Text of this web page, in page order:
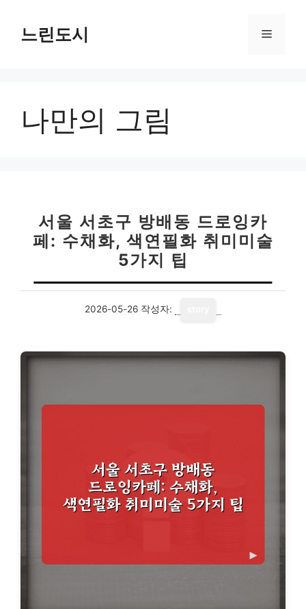
느린도시 메
나만의 그림
서울 서초구 방배동 드로잉카
페: 수채화, 색연필화 취미미술
5가지 팁
2026-05-26 작성자: